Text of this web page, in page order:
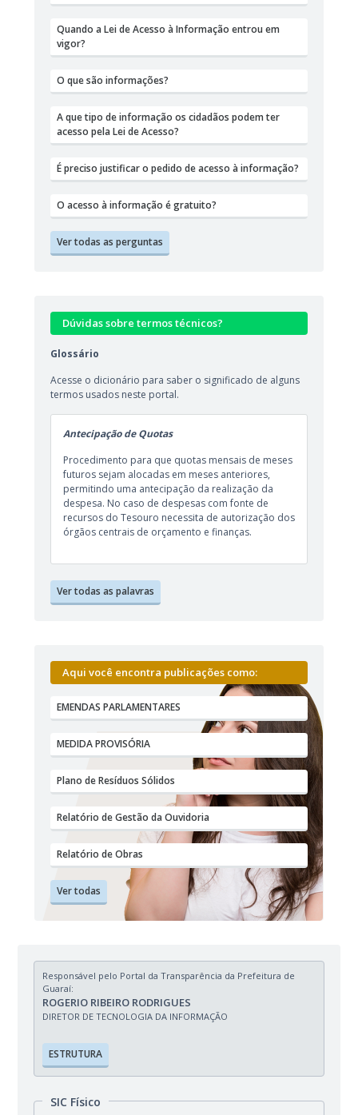
Quando a Lei de Acesso à Informação entrou em
vigor?
O que são informações?
A que tipo de informação os cidadãos podem ter
acesso pela Lei de Acesso?
É preciso justificar o pedido de acesso à informação?
O acesso à informação é gratuito?
Ver todas as perguntas
Dúvidas sobre termos técnicos?
Glossário
Acesse o dicionário para saber o significado de alguns
termos usados neste portal.
Antecipação de Quotas
Procedimento para que quotas mensais de meses
futuros sejam alocadas em meses anteriores,
permitindo uma antecipação da realização da
despesa. No caso de despesas com fonte de
recursos do Tesouro necessita de autorização dos
órgãos centrais de orçamento e finanças.
Ver todas as palavras
Aqui você encontra publicações como:
EMENDAS PARLAMENTARES
MEDIDA PROVISÓRIA
Plano de Resíduos Sólidos
Relatório de Gestão da Ouvidoria
Relatório de Obras
Ver todas
Responsável pelo Portal da Transparência da Prefeitura de
Guaraí:
ROGERIO RIBEIRO RODRIGUES
DIRETOR DE TECNOLOGIA DA INFORMAÇÃO
ESTRUTURA
SIC Físico